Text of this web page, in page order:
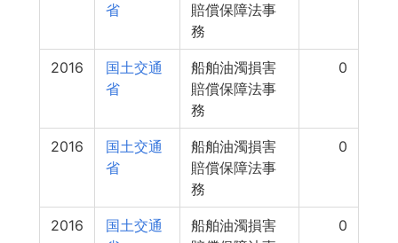
省
賠償保障法事
務
2016
国土交通
省
船舶油濁損害
賠償保障法事
務
0
2016
国土交通
省
船舶油濁損害
賠償保障法事
務
0
2016
国土交通
船舶油濁損害
0